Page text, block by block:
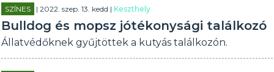
SZÍNES | 2022. szep. 13. kedd |Keszthely
Bulldog és mopsz jótékonysági találkozó
Állatvédőknek gyűjtöttek a kutyás találkozón.